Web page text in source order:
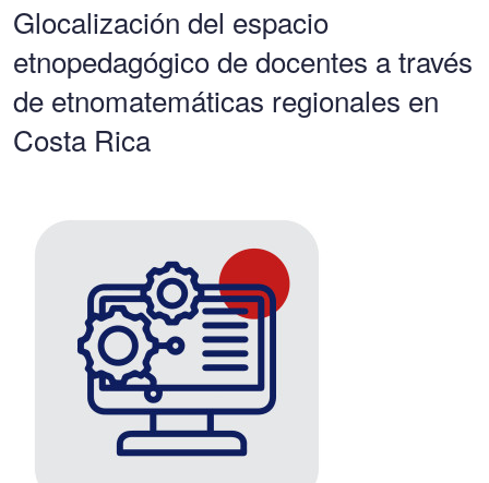
Glocalización del espacio
etnopedagógico de docentes a través
de etnomatemáticas regionales en
Costa Rica